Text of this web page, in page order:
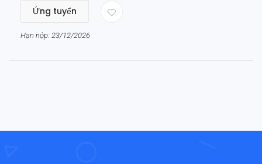
Ứng tuyển
Hạn nộp: 23/12/2026